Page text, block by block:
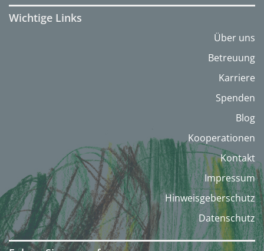
Wichtige Links
Über uns
Betreuung
Karriere
Spenden
Blog
Kooperationen
Kontakt
Impressum
Hinweisgeberschutz
Datenschutz